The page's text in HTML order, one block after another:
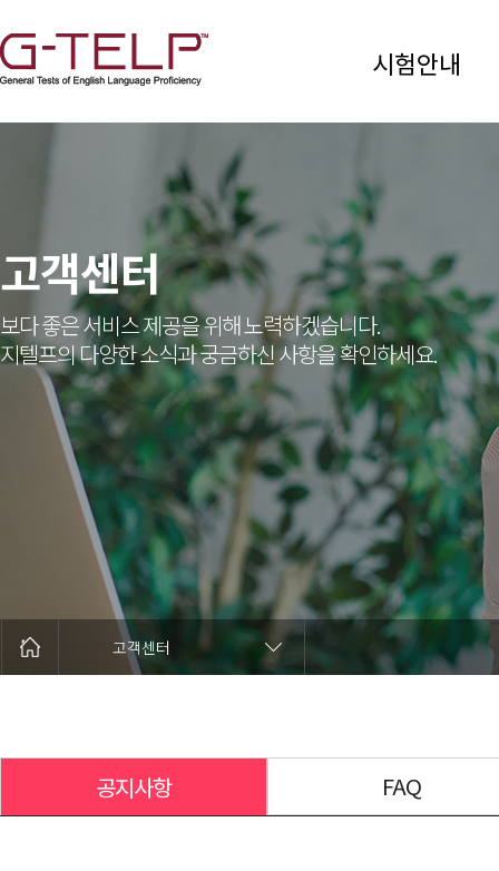
시험안내
고객센터
보다 좋은 서비스 제공을 위해 노력하겠습니다.
지텔프의 다양한 소식과 궁금하신 사항을 확인하세요.
고객센터
공지사항 FAQ